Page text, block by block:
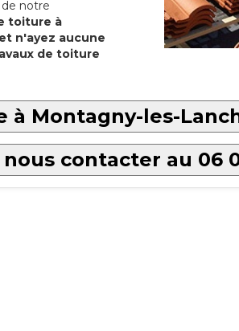
notre
toiture à
n'ayez aucune
de toiture
à Montagny-les-
contacter au 06